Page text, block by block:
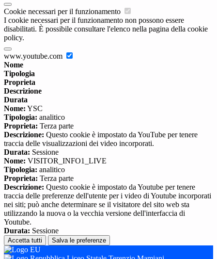
Cookie necessari per il funzionamento
I cookie necessari per il funzionamento non possono essere
disabilitati. È possibile consultare l'elenco nella pagina della cookie
policy.
www.youtube.com
Nome
Tipologia
Proprieta
Descrizione
Durata
Nome: YSC
Tipologia: analitico
Proprieta: Terza parte
Descrizione: Questo cookie è impostato da YouTube per tenere
traccia delle visualizzazioni dei video incorporati.
Durata: Sessione
Nome: VISITOR_INFO1_LIVE
Tipologia: analitico
Proprieta: Terza parte
Descrizione: Questo cookie è impostato da Youtube per tenere
traccia delle preferenze dell'utente per i video di Youtube incorporati
nei siti; può anche determinare se il visitatore del sito web sta
utilizzando la nuova o la vecchia versione dell'interfaccia di
Youtube.
Durata: Sessione
Accetta tutti Salva le preferenze